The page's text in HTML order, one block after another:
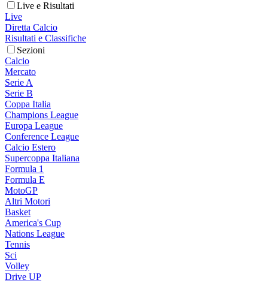
Live e Risultati
Live
Diretta Calcio
Risultati e Classifiche
Sezioni
Calcio
Mercato
Serie A
Serie B
Coppa Italia
Champions League
Europa League
Conference League
Calcio Estero
Supercoppa Italiana
Formula 1
Formula E
MotoGP
Altri Motori
Basket
America's Cup
Nations League
Tennis
Sci
Volley
Drive UP